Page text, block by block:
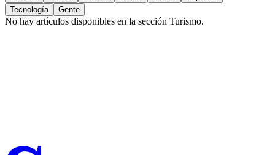
Tecnología
Gente
No hay artículos disponibles en la sección Turismo.